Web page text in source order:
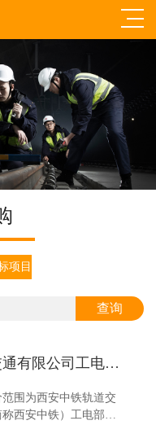
项目
查询
西安中铁轨道交通有限公司工电部锂电池钢轨打磨机采购项目询价公告
围为西安中铁轨道交
西安中铁）工电部锂